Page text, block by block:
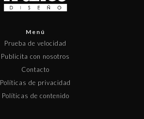
Menú
Prueba de velocidad
Publicita con nosotros
Contacto
Políticas de privacidad
Políticas de contenido